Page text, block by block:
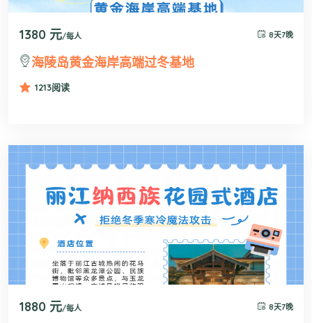
1380 元/每人 8天7晚
海陵岛黄金海岸高端过冬基地
1213阅读
1880 元/每人 8天7晚